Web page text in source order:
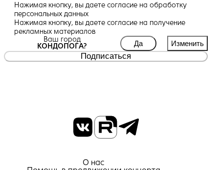
Нажимая кнопку, вы даете согласие на обработку
персональных данных
Нажимая кнопку, вы даете согласие на получение
рекламных материалов
Ваш город
КОНДОПОГА?
Да Изменить
Подписаться
О нас